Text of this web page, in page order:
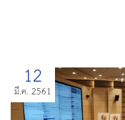
12
มี.ค. 2561